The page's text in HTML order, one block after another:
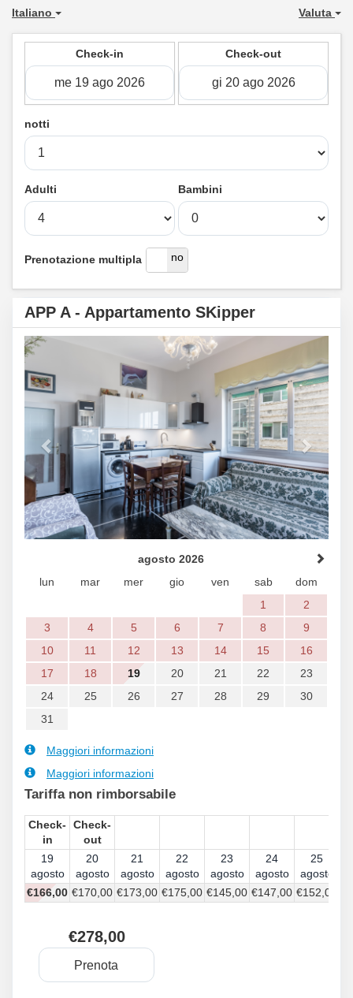
Italiano Valuta
Check-in Check-out
notti
Adulti Bambini
Prenotazione multipla
si no
APP A - Appartamento SKipper
Previous
Next
agosto 2026
lun
mar mer gio ven sab
dom
1
2
3
4 5 6 7 8
9
10
11 12 13 14 15
16
17
18 19 20 21 22
23
24
25 26 27 28 29
30
31
Maggiori informazioni
Maggiori informazioni
Tariffa non rimborsabile
Check-
in
Check-
out
19
agosto
20
agosto
21
agosto
22
agosto
23
agosto
24
agosto
25
agosto
€166,00 €170 ,00 €173 ,00 €175 ,00 €145 ,00 €147 ,00 €152 ,00
€278,00